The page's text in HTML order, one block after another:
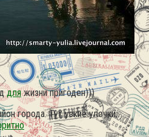
дляжизни пригоден)))
города. Тут узкие улочки,